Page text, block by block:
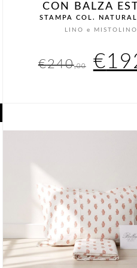
CON BALZA
STAMPA COL.
LINO e MISTOLINO
€240,00
Il
€